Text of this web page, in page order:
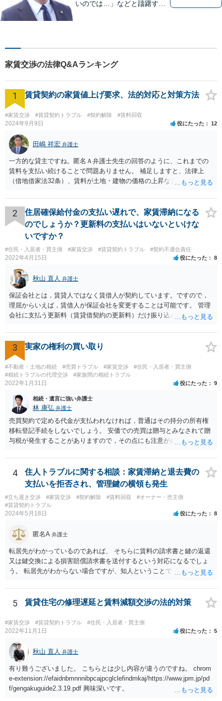
いのでは…」などと躊躇する
おります。弁護士前畑壮志は
ようお手伝いいたします。
家賃交渉の法律Q&Aランキング
1 賃貸契約の家賃値上げ要求、法的対応と対策方法
#家賃交渉 #賃貸契約トラブル #契約解除 #賃料回収
2024年9月9日 役にたった 12
田嶋 祥宏 弁護士
一方的な貸主ですね。匿名Ａ弁護士先生の回答のように、これまでの
賃料を支払い続けることで問題ありません。 補足しますと、法律上
（借地借家法32条）、賃料が土地・建物の価格の上昇などの経済事情
は、「契約条件にかかわらず」、当事者は賃料の増減を請求できる、
とされています。 「不相当」かどうかは、貸主から、近隣相場の上昇
を示す同種賃貸物件の根拠資料などを提示してもらわないと判断でき
ませんよね。ご相談者様のケースでは、こうした資料が示されていな
いと思われることと、１０％が相当がどうかが分からないので、「不
相当」という判断ができないから賃料増額には応じないという主張が
できます。 なお、賃貸借契約書には「家賃の変更は貸主・借主間の合
意の上で行う」という特約があるとのことですが、最高裁判例（S56.
4.20）では、このような特約があっても協議を経ない増額請求も有効
とされているため（本当に賃料が不相当であれば特約に拘束されるの
は不合理だからという考え方です。「契約条件にかかわらず」とはそ
ういう意味です。）、契約違反だから増額には応じないという理論で
はなく、上記のとおり、「不相当」かどうかが判断できないから、と
合、増額を正当とする判決が確定するまでは相当な賃料（※現在の賃
料）を支払えば足りる、とされています。 もし、貸主が「現在の賃料
なら受け取らない」などと言った場合は、最寄りの法務局に現在の賃
料を供託してください。賃料を支払わないと契約が解除される可能性
がありますので、注意が必要です。
2
住居確保給付金の支払い遅れで、家賃滞納になる
のでしょうか？更新料の支払いはいないといけな
いですか？
#住民・入居者・買主側 #家賃交渉 #賃貸契約トラブル #契約不適合責任
2022年4月15日 役にたった 8
秋山 直人 弁護士
保証会社とは，賃貸人ではなく賃借人が契約しています。ですので，
理屈からいえば，賃借人が保証会社を変更することは可能です。 管理
会社に支払う更新料（賃貸借契約の更新料）だけ振り込んで，保証会
ば，その保証会社との契約は更新されません。 ただ，賃貸人との賃貸
借契約書上で，賃貸借契約期間中，保証会社との保証契約をする義務
が規定されている場合があり，「賃貸人指定の」保証会社との契約が
義務付けられている場合もあり得ます。この場合には，賃貸人指定以
外の保証会社とは契約できないことになります。そのような縛りがな
ければ，別の保証会社との契約に変更できる可能性もあります。 まず
は賃貸借契約書の規定を確認する必要があります。
3 実家の権利の買い取り
#不動産・土地の相続 #売買トラブル #家賃交渉
#住民・入居者・買主側
#相続トラブルの代理交渉
#家族間の相続トラブル
2022年1月31日 役にたった 9
相続・遺言に強い弁護士
林 康弘 弁護士
売買契約で定める代金が支払われなければ，普通はその持分の所有権
移転登記手続をしないでしょう。 安価での売買は贈与とみなされて贈
与税が発生することがありますので，その点にも注意が必要です。 い
まれることをおすすめします。
4
住人トラブルに関する相談：家賃滞納と退去費の
支払いを拒否され、管理鍵の横領も発生
#立ち退き交渉 #家賃交渉 #契約解除 #賃料回収
#オーナー・売主側
#賃貸契約トラブル
2024年5月18日 役にたった 8
匿名A 弁護士
転居先がわかっているのであれば、 そちらに賃料の請求書と鍵の返還
又は鍵交換による損害賠償請求書を送付するという対応になるでしょ
う。 転居先がわからない場合ですが、知人ということで、連絡がつく
で、適切な対応が望めない場合は、債権回収を弁護士に依頼すること
をご検討ください。
5 賃貸住宅の修理遅延と賃料減額交渉の法的対策
#家賃交渉 #賃貸契約トラブル #住民・入居者・買主側
2022年11月1日 役にたった 5
秋山 直人 弁護士
有り難うございました。 こちらとは少し内容が違うのですね。 chrom
e-extension://efaidnbmnnnibpcajpcglclefindmkaj/https://www.jpm.jp/pd
f/gengakuguide2.3.19.pdf 興味深いです。